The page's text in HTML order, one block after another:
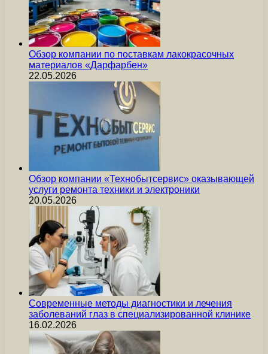
Обзор компании по поставкам лакокрасочных
материалов «Дарфарбен»
22.05.2026
Обзор компании «Технобытсервис» оказывающей
услуги ремонта техники и электроники
20.05.2026
Современные методы диагностики и лечения
заболеваний глаз в специализированной клинике
16.02.2026